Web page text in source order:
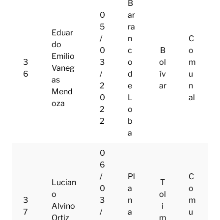
3
6
Eduar
do
Emilio
Vaneg
as
Mend
oza
0
5
/
0
3
/
2
0
2
2
B
ar
ra
n
c
o
d
e
L
o
b
a
B
ol
ív
ar
C
o
m
u
n
al
3
7
Lucian
o
Alvino
Ortiz
0
6
/
0
3
/
Pl
a
n
a
T
ol
i
m
C
o
m
u